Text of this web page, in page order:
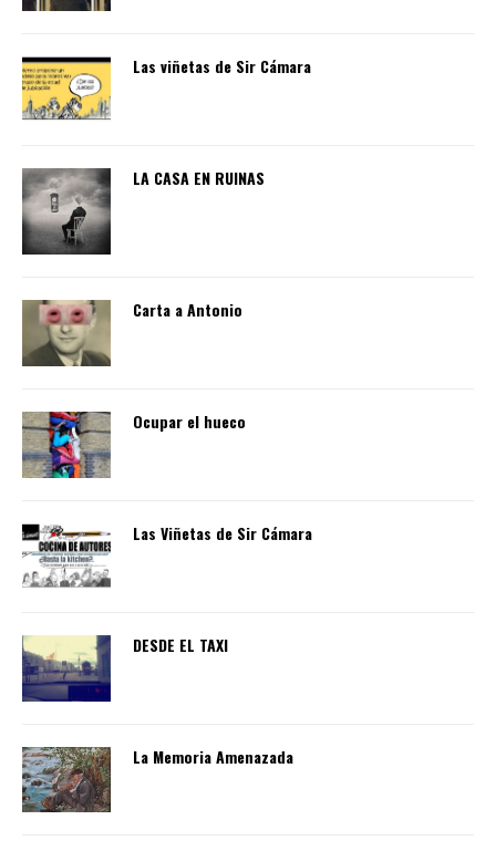
Las viñetas de Sir Cámara
LA CASA EN RUINAS
Carta a Antonio
Ocupar el hueco
Las Viñetas de Sir Cámara
DESDE EL TAXI
La Memoria Amenazada